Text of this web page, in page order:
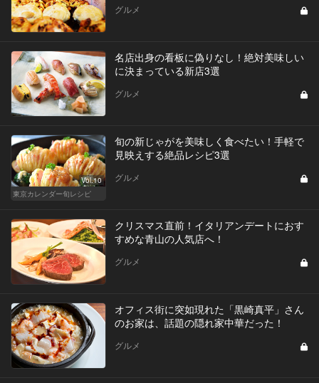
グルメ
名店出身の看板に偽りなし！絶対美味しい
に決まっている新店3選
グルメ
Vol.10
東京カレンダー旬レシピ
旬の新じゃがを美味しく食べたい！手軽で
見映えする絶品レシピ3選
グルメ
クリスマス直前！イタリアンデートにおす
すめな青山の人気店へ！
グルメ
オフィス街に突如現れた「黒崎真平」さん
のお家は、話題の隠れ家中華だった！
グルメ